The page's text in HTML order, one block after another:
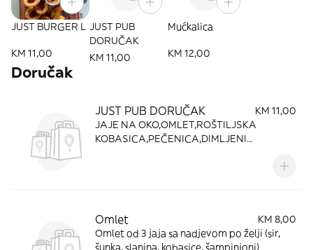
JUST BURGER L
KM 11,00
JUST PUB
DORUČAK
KM 11,00
Mućkalica
KM 12,00
Doručak
JUST PUB DORUČAK
KM 11,00
JAJE NA OKO,OMLET,ROŠTILJSKA
KOBASICA,PEČENICA,DIMLJENI
Omlet
KM 8,00
Omlet od 3 jaja sa nadjevom po želji (sir,
šunka, slanina, kobasice, šampinjoni)